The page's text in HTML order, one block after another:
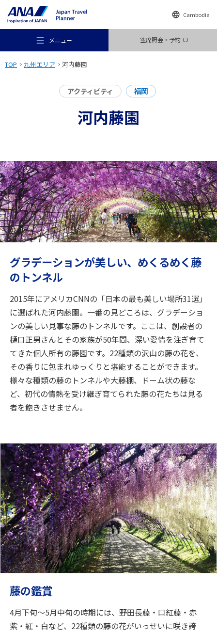
Cambodia
メニュー 空席照会・予約
行き先
旅のお役立ち情報
閉じる
TOP 九州エリア 河内藤園
アクティビティ 福岡
河内藤園
グラデーションが美しい、めくるめく藤
のトンネル
2015年にアメリカCNNの「日本の最も美しい場所31選」
に選ばれた河内藤園。一番の見どころは、グラデーショ
ンの美しい見事な藤のトンネルです。ここは、創設者の
樋口正男さんとその家族が50年間、深い愛情を注ぎ育て
てきた個人所有の藤園です。22種類の沢山の藤の花を、
その香りに包まれゆっくりと堪能することができます。
様々な種類の藤のトンネルや大藤棚、ドーム状の藤な
ど、初代の情熱を受け継ぎ育てられた藤の花たちは見る
者を飽きさせません。
藤の鑑賞
4月下旬～5月中旬の時期には、野田長藤・口紅藤・赤
紫・紅・白など、22種類の藤の花がいっせいに咲き誇